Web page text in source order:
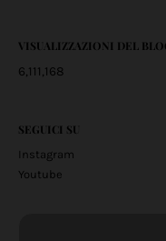
VISUALIZZAZIONI DEL
6,111,168
SEGUICI SU
Instagram
Youtube